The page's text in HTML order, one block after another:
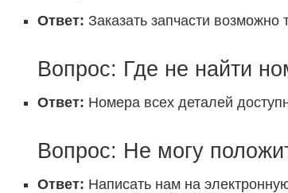
Ответ: Заказать запчасти
Вопрос: Где не найти
Ответ: Номера всех деталей
Вопрос: Не могу
Ответ: Написать нам на